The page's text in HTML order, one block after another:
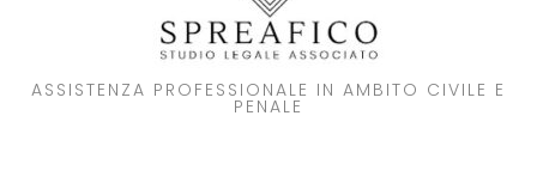
ASSISTENZA PROFESSIONALE IN AMBITO CIVILE E
PENALE